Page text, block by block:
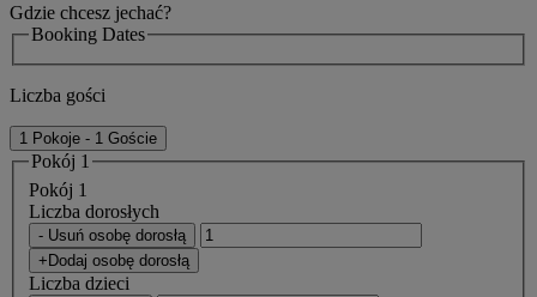
Gdzie chcesz jechać?
Booking Dates
Liczba gości
1 Pokoje - 1 Goście
Pokój 1
Pokój 1
Liczba dorosłych
- Usuń osobę dorosłą
+Dodaj osobę dorosłą
Liczba dzieci